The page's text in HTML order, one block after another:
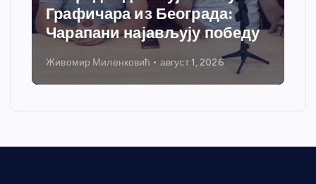
добија савремени систем
грејања
Никола Петровић јул 31, 2026